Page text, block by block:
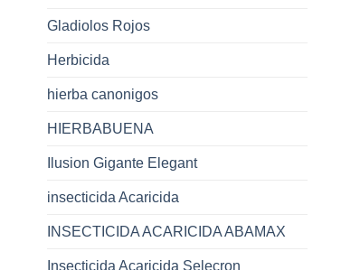
Gladiolos Rojos
Herbicida
hierba canonigos
HIERBABUENA
Ilusion Gigante Elegant
insecticida Acaricida
INSECTICIDA ACARICIDA ABAMAX
Insecticida Acaricida Selecron